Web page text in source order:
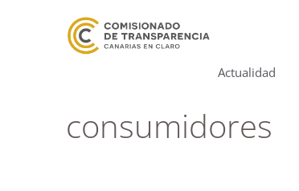
Actualidad
consumidores